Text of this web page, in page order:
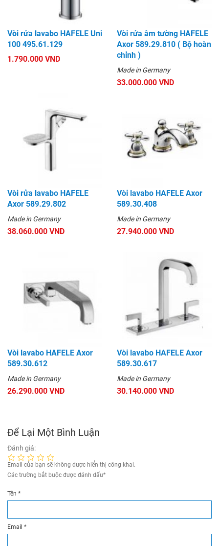
Vòi rửa lavabo HAFELE Uni
100 495.61.129
1.790.000 VND
Vòi rửa âm tường HAFELE
Axor 589.29.810 ( Bộ hoàn
chỉnh )
Made in Germany
33.000.000 VND
Vòi rửa lavabo HAFELE
Axor 589.29.802
Made in Germany
38.060.000 VND
Vòi lavabo HAFELE Axor
589.30.408
Made in Germany
27.940.000 VND
Vòi lavabo HAFELE Axor
589.30.612
Made in Germany
26.290.000 VND
Vòi lavabo HAFELE Axor
589.30.617
Made in Germany
30.140.000 VND
Để Lại Một Bình Luận
Đánh giá:
Email của bạn sẽ không được hiển thị công khai.
Các trường bắt buộc được đánh dấu*
Tên *
Email *